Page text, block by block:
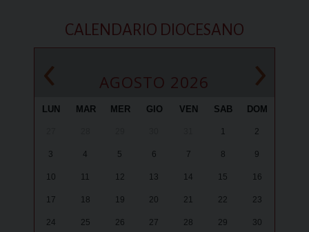
CALENDARIO DIOCESANO
‹ AGOSTO 2026 ›
LUN MAR MER GIO VEN SAB DOM
1 2
3 4 5 6 7 8 9
10 11 12 13 14 15 16
17 18 19 20 21 22 23
24 25 26 27 28 29 30